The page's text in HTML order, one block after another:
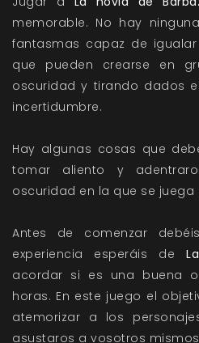
memorable. No hay
fantasmas capaz de
que pueden crearse en
oscuridad y tirando dados
incertidumbre.
Hay algunas cosas que
tomar aliento y
oscuridad en la que se juega
Antes de comenzar
experiencia esperáis de
acordar si es una buena
horas. En este juego el
atemorizar a los
asustaros a vosotros